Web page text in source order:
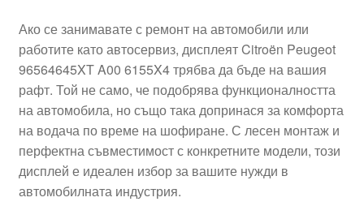
Правила и условия
Процедура за рекламации
Разгледайте
Транспорт
Ако се занимавате с ремонт на автомобили или
работите като автосервиз, дисплеят Citroën Peugeot
96564645XT A00 6155X4 трябва да бъде на вашия
рафт. Той не само, че подобрява функционалността
на автомобила, но също така допринася за комфорта
на водача по време на шофиране. С лесен монтаж и
перфектна съвместимост с конкретните модели, този
дисплей е идеален избор за вашите нужди в
автомобилната индустрия.